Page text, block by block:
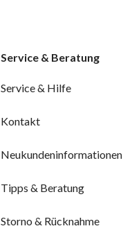
Service & Beratung
Service & Hilfe
Kontakt
Neukundeninformationen
Tipps & Beratung
Storno & Rücknahme